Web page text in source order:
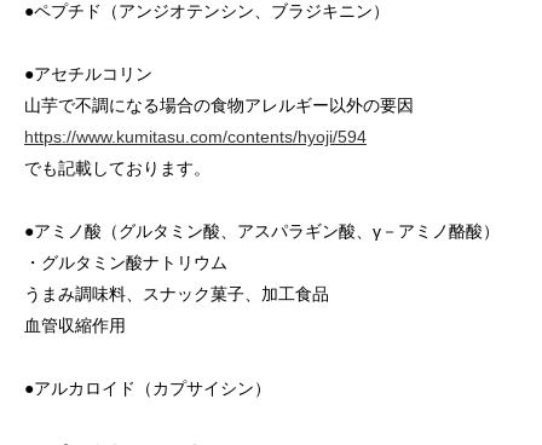
●ペプチド（アンジオテンシン、ブラジキニン）
●アセチルコリン
山芋で不調になる場合の食物アレルギー以外の要因
https://www.kumitasu.com/contents/hyoji/594
でも記載しております。
●アミノ酸（グルタミン酸、アスパラギン酸、γ－アミノ酪酸）
・グルタミン酸ナトリウム
うまみ調味料、スナック菓子、加工食品
血管収縮作用
●アルカロイド（カプサイシン）